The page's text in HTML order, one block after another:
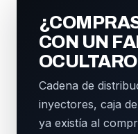
CON UN
Cadena de
inyectores, caja
ya existía al